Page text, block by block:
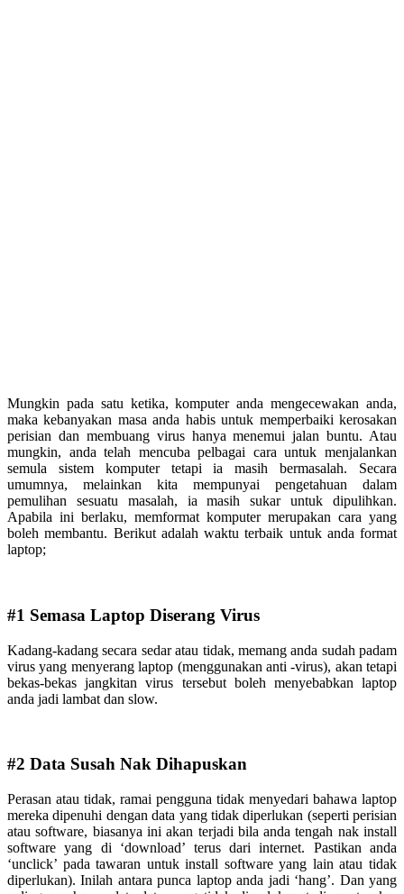
Mungkin pada satu ketika, komputer anda mengecewakan anda,
maka kebanyakan masa anda habis untuk memperbaiki kerosakan
perisian dan membuang virus hanya menemui jalan buntu. Atau
mungkin, anda telah mencuba pelbagai cara untuk menjalankan
semula sistem komputer tetapi ia masih bermasalah. Secara
umumnya, melainkan kita mempunyai pengetahuan dalam
pemulihan sesuatu masalah, ia masih sukar untuk dipulihkan.
Apabila ini berlaku, memformat komputer merupakan cara yang
boleh membantu. Berikut adalah waktu terbaik untuk anda format
laptop;
#1 Semasa Laptop Diserang Virus
Kadang-kadang secara sedar atau tidak, memang anda sudah padam
virus yang menyerang laptop (menggunakan anti -virus), akan tetapi
bekas-bekas jangkitan virus tersebut boleh menyebabkan laptop
anda jadi lambat dan slow.
#2 Data Susah Nak Dihapuskan
Perasan atau tidak, ramai pengguna tidak menyedari bahawa laptop
mereka dipenuhi dengan data yang tidak diperlukan (seperti perisian
atau software, biasanya ini akan terjadi bila anda tengah nak install
software yang di ‘download’ terus dari internet. Pastikan anda
‘unclick’ pada tawaran untuk install software yang lain atau tidak
diperlukan). Inilah antara punca laptop anda jadi ‘hang’. Dan yang